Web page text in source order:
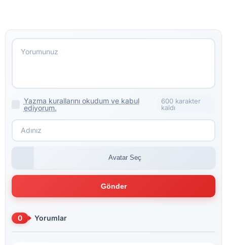
Yazma kurallarını okudum ve kabul
ediyorum.
600 karakter
kaldı
Avatar Seç
Gönder
0 Yorumlar